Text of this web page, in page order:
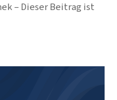
Dieser Beitrag ist